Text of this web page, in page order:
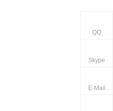
QQ
Skype
E-Mail